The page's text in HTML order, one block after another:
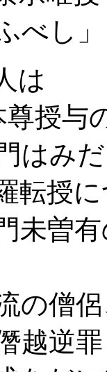
べし
は
授与
はみ
転授
未曽
の僧
越逆